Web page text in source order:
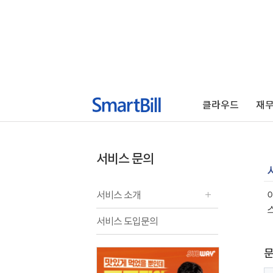
서비스 문의
서비스 소개
서비스 도입문의
클라우드 재